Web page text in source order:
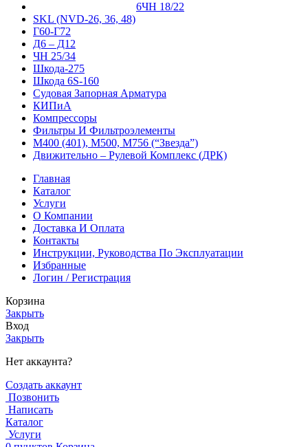
6ЧН 18/22
SKL (NVD-26, 36, 48)
Г60-Г72
Д6 – Д12
ЧН 25/34
Шкода-275
Шкода 6S-160
Судовая Запорная Арматура
КИПиА
Компрессоры
Фильтры И Фильтроэлементы
М400 (401), М500, М756 (“Звезда”)
Движительно – Рулевой Комплекс (ДРК)
Главная
Каталог
Услуги
О Компании
Доставка И Оплата
Контакты
Инструкции, Руководства По Эксплуатации
Избранные
Логин / Регистрация
Корзина
Закрыть
Вход
Закрыть
Нет аккаунта?
Создать аккаунт
Позвонить
Написать
Каталог
Услуги